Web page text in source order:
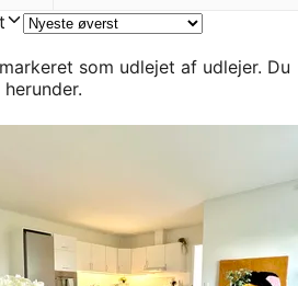
som udlejet af udlejer. Du